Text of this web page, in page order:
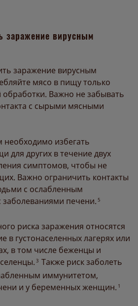
заражение вирусным
заражение вирусным
мясо в пищу только
обработки. Важно не забывать
с сырыми мясными
избегать
для других в течение двух
симптомов, чтобы не
Важно ограничить контакты
с ослабленным
печени. 5
риска заражения относятся
густонаселенных лагерях или
в том числе беженцы и
3 Также риск заболеть
иммунитетом,
и у беременных женщин. 1